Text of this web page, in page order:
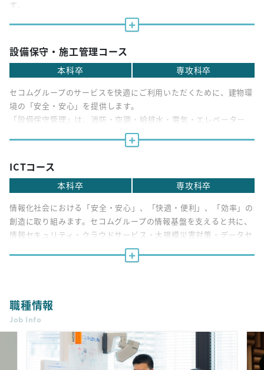
す。
設備保守・施工管理コース
本科卒 専攻科卒
セコムグループのサービスを快適にご利用いただくために、建物環
境の「安全・安心」を提供します。
「設備保守管理」は、消防・空調・給排水・電気・エレベーター
等、あらゆる建物設備の点検・メンテナンスや改修・更新の企画や
完成検査を行います。
ICTコース
本科卒 専攻科卒
情報化社会における「安全・安心」、「快適・便利」、「効率」の
創造に取り組みます。セコムグループの情報基盤を支えると共に、
情報セキュリティ・クラウドサービス・大規模災害対策・データセ
ンターなど、セコムならではのサービスの企画、構築、運用をして
職種情報
Job Info